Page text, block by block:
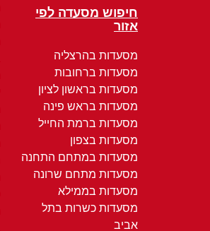
חיפוש מסעדה לפי
אזור
מסעדות בהרצליה
מסעדות ברחובות
מסעדות בראשון לציון
מסעדות בראש פינה
מסעדות ברמת החייל
מסעדות בצפון
מסעדות במתחם התחנה
מסעדות מתחם שרונה
מסעדות בממילא
מסעדות כשרות בתל
אביב